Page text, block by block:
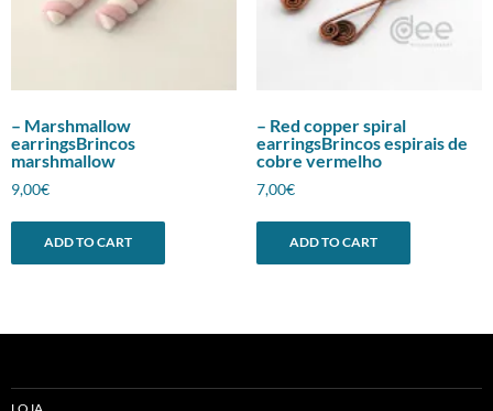
– Marshmallow
earringsBrincos
marshmallow
9,00€
ADD TO CART
– Red copper spiral
earringsBrincos espirais de
cobre vermelho
7,00€
ADD TO CART